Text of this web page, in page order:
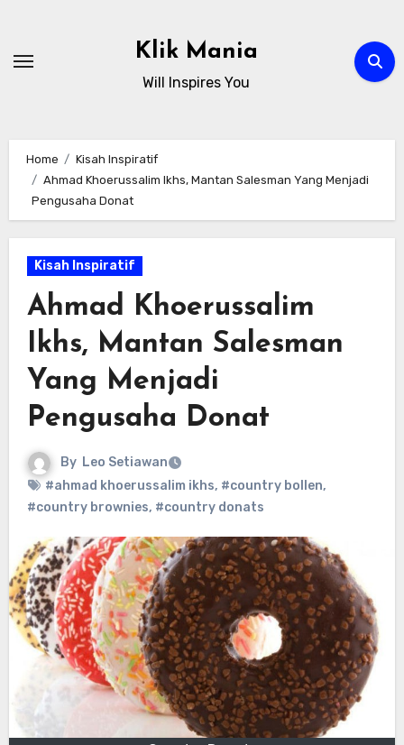
content
Klik Mania
Will Inspires You
Home
Kisah Inspiratif
Ahmad Khoerussalim Ikhs, Mantan Salesman Yang Menjadi
Pengusaha Donat
Kisah Inspiratif
Ahmad Khoerussalim
Ikhs, Mantan Salesman
Yang Menjadi
Pengusaha Donat
By Leo Setiawan
#ahmad khoerussalim ikhs, #country bollen,
#country brownies, #country donats